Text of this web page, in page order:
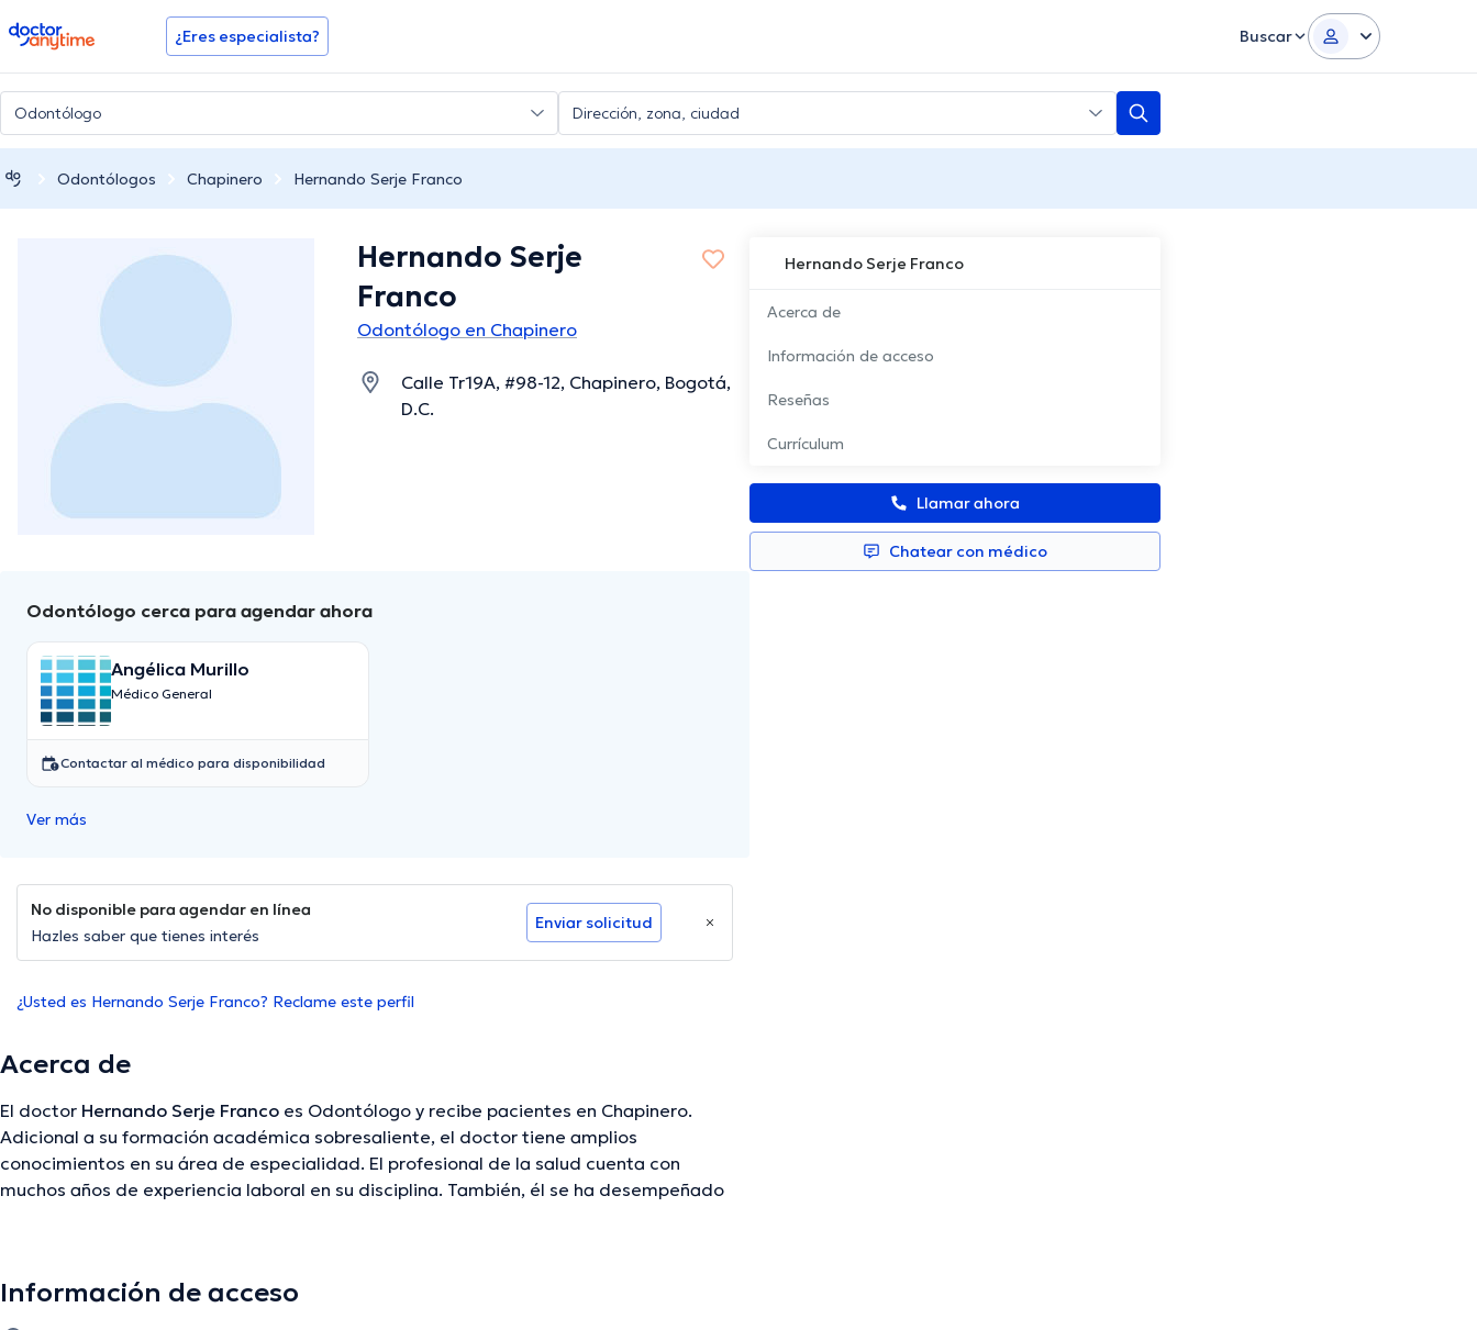
doctoranytime ¿Eres especialista? Buscar
Odontólogos Chapinero Hernando Serje Franco
Hernando Serje Franco
Acerca de
Información de acceso
Reseñas
Currículum
Llamar ahora
Chatear con médico
Hernando Serje
Franco
Odontólogo en Chapinero
Calle Tr19A, #98-12, Chapinero, Bogotá,
D.C.
Odontólogo cerca para agendar ahora
Angélica Murillo
Médico General
Contactar al médico para disponibilidad
Ver más
No disponible para agendar en línea
Hazles saber que tienes interés
Enviar solicitud
¿Usted es Hernando Serje Franco? Reclame este perfil
Acerca de
El doctor Hernando Serje Franco es Odontólogo y recibe pacientes en Chapinero.
Adicional a su formación académica sobresaliente, el doctor tiene amplios
conocimientos en su área de especialidad. El profesional de la salud cuenta con
muchos años de experiencia laboral en su disciplina. También, él se ha desempeñado
que, el doctor puede hablar en Español.
Información de acceso